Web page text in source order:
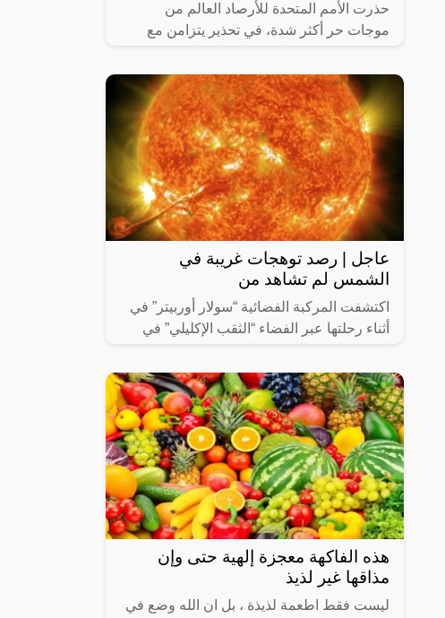
حذرت الأمم المتحدة للأرصاد العالم من
موجات حر أكثر شدة، في تحذير يتزامن مع
الشمالي من الكرة الأرضية.”
عاجل | رصد توهجات غريبة في
الشمس لم تشاهد من
اكتشفت المركبة الفضائية “سولار أوربيتر” في
أثناء رحلتها عبر الفضاء “الثقب الإكليلي” في
الجنوبي، حيث تنخفض درجات الحرارة.
هذه الفاكهة معجزة إلهية حتى وإن
مذاقها غير لذيذ
ليست فقط اطعمة لذيذة ، بل ان الله وضع في